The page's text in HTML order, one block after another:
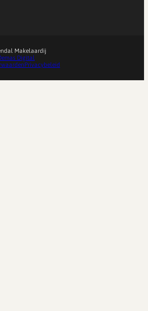
Makelaardij
Digital
Privacybeleid